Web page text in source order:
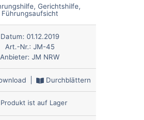
Gerichtshilfe,
Führungsaufsicht
Datum: 01.12.2019
Art.-Nr.: JM-45
Anbieter: JM NRW
Durchblättern
Produkt ist auf Lager